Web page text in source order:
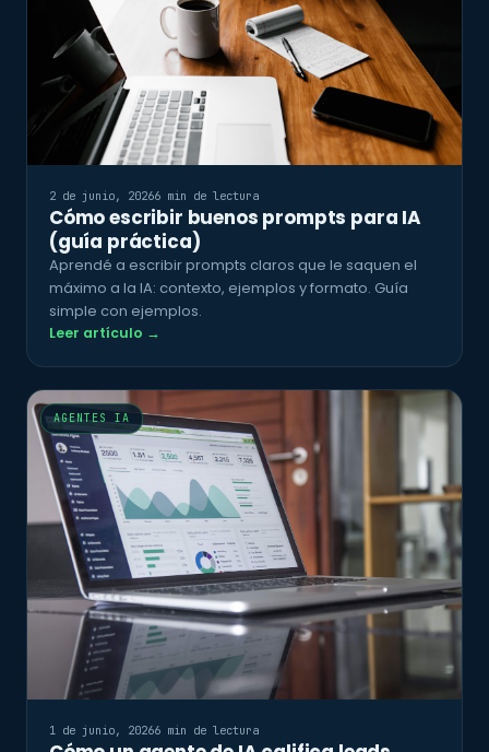
2 de junio, 20266 min de lectura
Cómo escribir buenos prompts para IA
(guía práctica)
Aprendé a escribir prompts claros que le saquen el
máximo a la IA: contexto, ejemplos y formato. Guía
simple con ejemplos.
Leer artículo →
AGENTES IA
1 de junio, 20266 min de lectura